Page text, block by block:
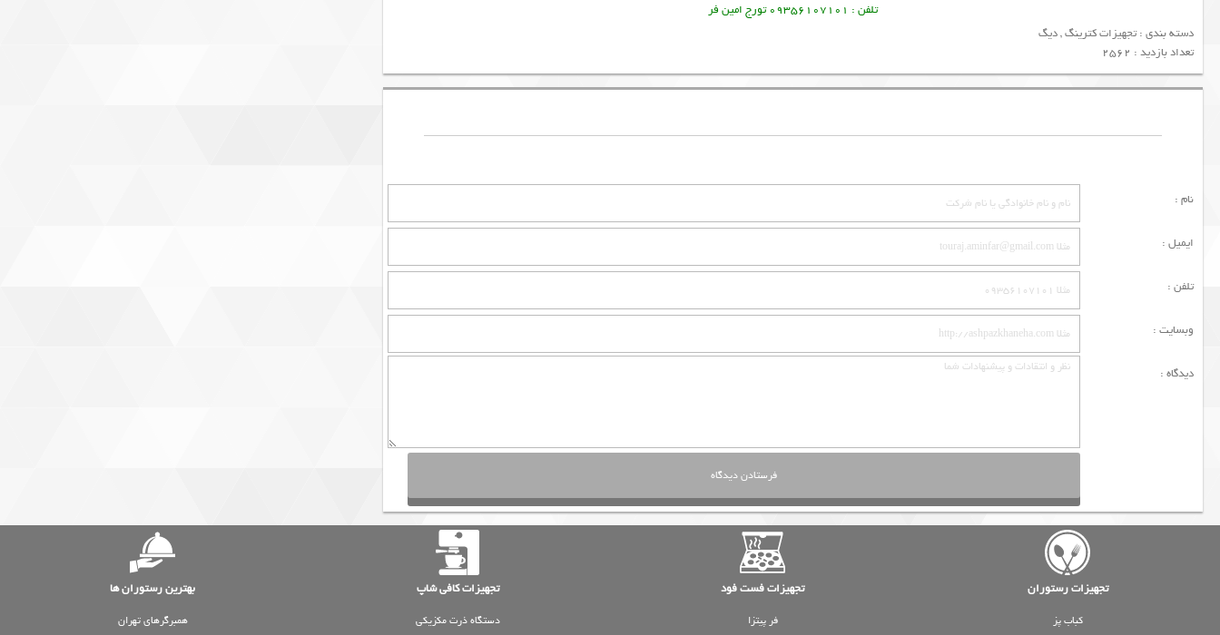
تلفن : 09356107101 تورج امین فر
دسته بندی :تجهیزات کترینگ,دیگ
تعداد بازدید : 2562
نام :
ایمیل :
تلفن :
وبسایت :
دیدگاه :
تجهیزات رستوران تجهیزات فست فود تجهیزات کافی شاپ بهترین رستوران ها
کباب پز
فر پیتزا
دستگاه ذرت مکزیکی
همبرگرهای تهران